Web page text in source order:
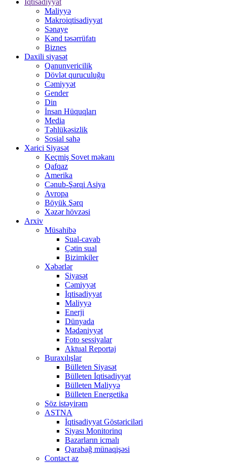
İqtisadiyyat
Maliyyə
Makroiqtisadiyyat
Sənaye
Kənd təsərrüfatı
Biznes
Daxili siyasət
Qanunvericilik
Dövlət quruculuğu
Cəmiyyət
Gender
Din
İnsan Hüquqları
Media
Təhlükəsizlik
Sosial sahə
Xarici Siyasət
Keçmiş Sovet məkanı
Qafqaz
Amerika
Cənub-Şərqi Asiya
Avropa
Böyük Şərq
Xəzər hövzəsi
Arxiv
Müsahibə
Sual-cavab
Çətin sual
Bizimkiler
Xəbərlər
Siyasət
Cəmiyyət
İqtisadiyyat
Maliyyə
Enerji
Dünyada
Mədəniyyət
Foto sessiyalar
Aktual Reportaj
Buraxılışlar
Bülleten Siyasət
Bülleten İqtisadiyyat
Bülleten Maliyyə
Bülleten Energetika
Söz istəyirəm
ASTNA
İqtisadiyyat Göstəriciləri
Siyası Monitorinq
Bazarların icmalı
Qarabağ münaqişəsi
Contact az